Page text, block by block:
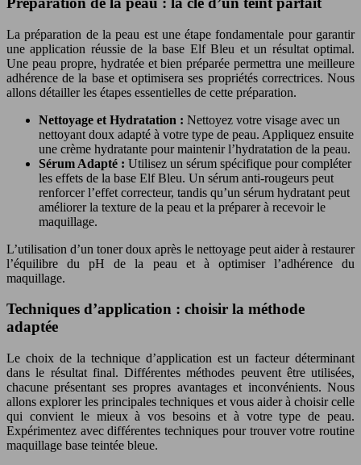
La préparation de la peau est une étape fondamentale pour garantir
une application réussie de la base Elf Bleu et un résultat optimal.
Une peau propre, hydratée et bien préparée permettra une meilleure
adhérence de la base et optimisera ses propriétés correctrices. Nous
allons détailler les étapes essentielles de cette préparation.
Nettoyage et Hydratation : Nettoyez votre visage avec un
nettoyant doux adapté à votre type de peau. Appliquez ensuite
une crème hydratante pour maintenir l’hydratation de la peau.
Sérum Adapté : Utilisez un sérum spécifique pour compléter
les effets de la base Elf Bleu. Un sérum anti-rougeurs peut
renforcer l’effet correcteur, tandis qu’un sérum hydratant peut
améliorer la texture de la peau et la préparer à recevoir le
maquillage.
L’utilisation d’un toner doux après le nettoyage peut aider à restaurer
l’équilibre du pH de la peau et à optimiser l’adhérence du
maquillage.
Techniques d’application : choisir la méthode
adaptée
Le choix de la technique d’application est un facteur déterminant
dans le résultat final. Différentes méthodes peuvent être utilisées,
chacune présentant ses propres avantages et inconvénients. Nous
allons explorer les principales techniques et vous aider à choisir celle
qui convient le mieux à vos besoins et à votre type de peau.
Expérimentez avec différentes techniques pour trouver votre routine
maquillage base teintée bleue.